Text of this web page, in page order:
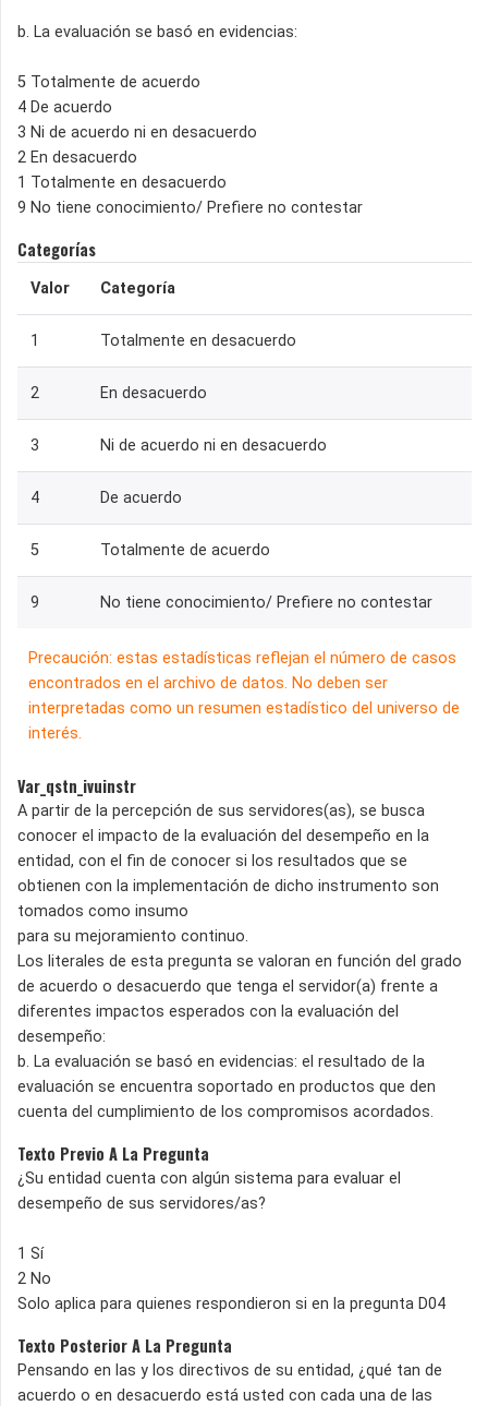
b. La evaluación se basó en evidencias:
5 Totalmente de acuerdo
4 De acuerdo
3 Ni de acuerdo ni en desacuerdo
2 En desacuerdo
1 Totalmente en desacuerdo
9 No tiene conocimiento/ Prefiere no contestar
Categorías
Valor Categoría
1 Totalmente en desacuerdo
2 En desacuerdo
3 Ni de acuerdo ni en desacuerdo
4 De acuerdo
5 Totalmente de acuerdo
9 No tiene conocimiento/ Prefiere no contestar
Precaución: estas estadísticas reflejan el número de casos
encontrados en el archivo de datos. No deben ser
interpretadas como un resumen estadístico del universo de
interés.
Var_qstn_ivuinstr
A partir de la percepción de sus servidores(as), se busca
conocer el impacto de la evaluación del desempeño en la
entidad, con el fin de conocer si los resultados que se
obtienen con la implementación de dicho instrumento son
tomados como insumo
para su mejoramiento continuo.
Los literales de esta pregunta se valoran en función del grado
de acuerdo o desacuerdo que tenga el servidor(a) frente a
diferentes impactos esperados con la evaluación del
desempeño:
b. La evaluación se basó en evidencias: el resultado de la
evaluación se encuentra soportado en productos que den
cuenta del cumplimiento de los compromisos acordados.
Texto Previo A La Pregunta
¿Su entidad cuenta con algún sistema para evaluar el
desempeño de sus servidores/as?
1 Sí
2 No
Solo aplica para quienes respondieron si en la pregunta D04
Texto Posterior A La Pregunta
Pensando en las y los directivos de su entidad, ¿qué tan de
acuerdo o en desacuerdo está usted con cada una de las